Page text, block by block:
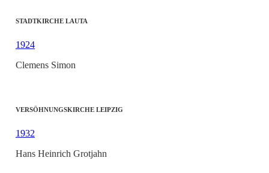
STADTKIRCHE LAUTA
1924
Clemens Simon
VERSÖHNUNGSKIRCHE LEIPZIG
1932
Hans Heinrich Grotjahn